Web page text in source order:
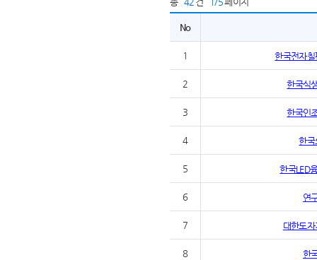
No
1 한국전자
2 한국식
3 한국인
4 한국
5 한국LED
6 연
7 대한도
8 한